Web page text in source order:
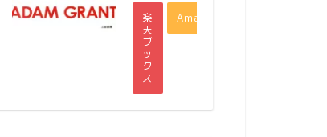
楽
天
ブ
ッ
ク
ス
Amazon